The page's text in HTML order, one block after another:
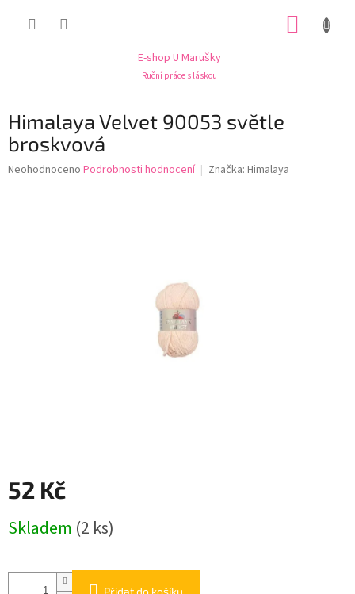
E-shop U Marušky
Ruční práce s láskou
Himalaya Velvet 90053 světle
broskvová
Průměrné
Neohodnoceno Podrobnosti hodnocení Značka: Himalaya
52 Kč
cena:
Skladem (2 ks)